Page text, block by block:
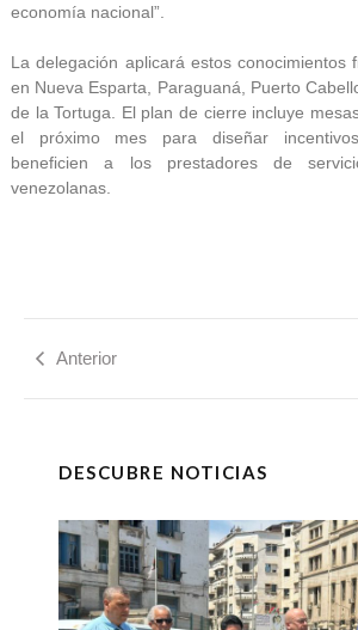
economía nacional”.
La delegación aplicará estos conocimientos
en Nueva Esparta, Paraguaná, Puerto
de la Tortuga. El plan de cierre incluye
el próximo mes para diseñar
beneficien a los prestadores de
venezolanas.
Anterior
DESCUBRE NOTICIAS